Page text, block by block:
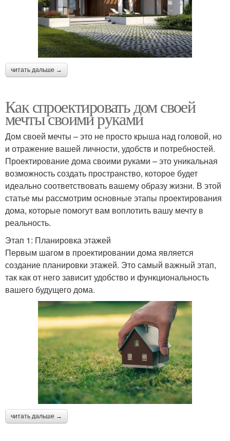
читать дальше →
Как спроектировать дом своей
мечты своими руками
Дом своей мечты – это не просто крыша над головой, но
и отражение вашей личности, удобств и потребностей.
Проектирование дома своими руками – это уникальная
возможность создать пространство, которое будет
идеально соответствовать вашему образу жизни. В этой
статье мы рассмотрим основные этапы проектирования
дома, которые помогут вам воплотить вашу мечту в
реальность.
Этап 1: Планировка этажей
Первым шагом в проектировании дома является
создание планировки этажей. Это самый важный этап,
так как от него зависит удобство и функциональность
вашего будущего дома.
читать дальше →